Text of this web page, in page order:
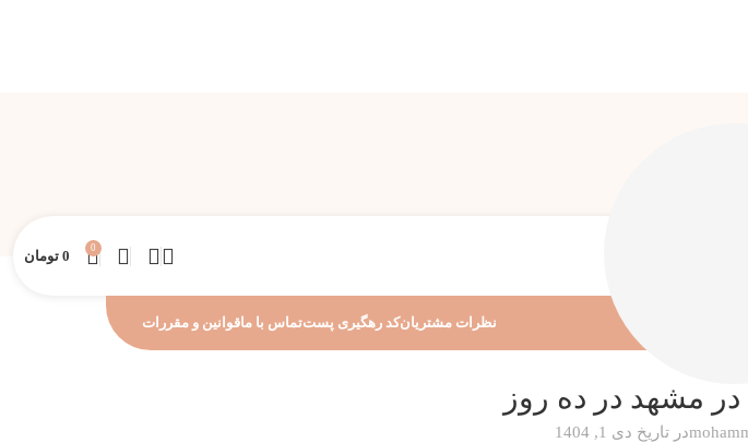
0
0 تومان
نظرات مشتریانکد رهگیری پستتماس با ماقوانین و مقررات
مشهد در ده روز
در تاریخ دی 1, 1404